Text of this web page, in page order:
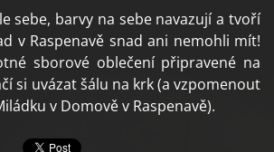
sebe, barvy na sebe navazují a tvoří
v Raspenavě snad ani nemohli mít!
sborové oblečení připravené na
si uvázat šálu na krk (a vzpomenout
v Domově v Raspenavě).